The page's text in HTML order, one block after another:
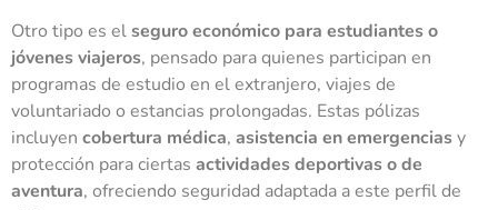
Otro tipo es elseguro económico para estudiantes o
jóvenes viajeros, pensado para quienes participan en
programas de estudio en el extranjero, viajes de
voluntariado o estancias prolongadas. Estas pólizas
incluyen cobertura médica, asistencia en emergenciasy
protección para ciertas actividades deportivas o de
aventura, ofreciendo seguridad adaptada a este perfil de